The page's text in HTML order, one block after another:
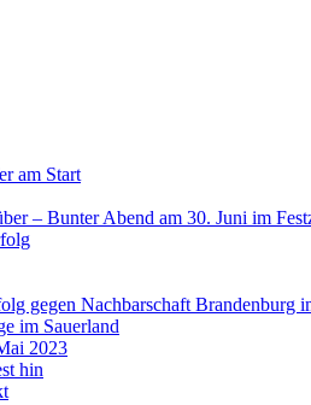
am Start
– Bunter Abend am 30. Juni im
gegen Nachbarschaft Brandenburg
im Sauerland
2023
hin